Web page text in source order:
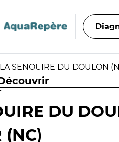
LA SENOUIRE DU DOULON
DU
(NC)